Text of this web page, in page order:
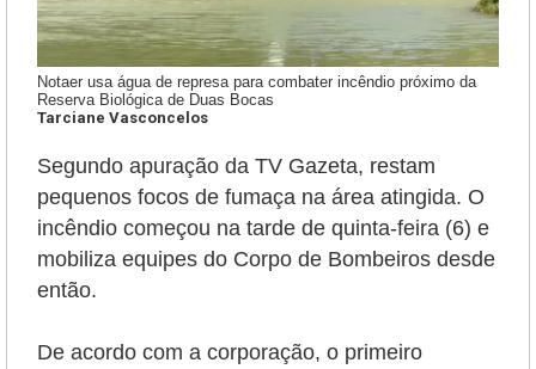
Notaer usa água de represa para combater incêndio próximo da
Reserva Biológica de Duas Bocas
Tarciane Vasconcelos
Segundo apuração da TV Gazeta, restam
pequenos focos de fumaça na área atingida. O
incêndio começou na tarde de quinta-feira (6) e
mobiliza equipes do Corpo de Bombeiros desde
então.
De acordo com a corporação, o primeiro